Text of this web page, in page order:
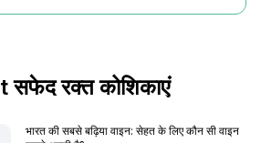
रक्त कोशिकाएं
भारत की सबसे बढ़िया वाइन: सेहत के लिए कौन सी वाइन